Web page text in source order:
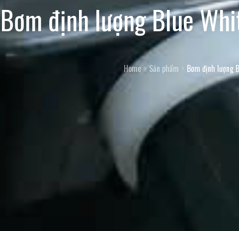
Bơm định lượng Blue
Home Sản phẩm Bơm định lượng